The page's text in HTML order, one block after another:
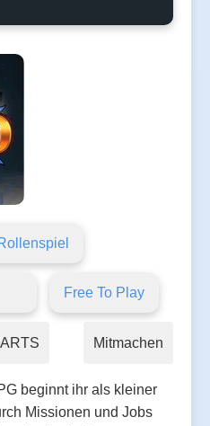
Free To Play
Mitmachen
beginnt ihr als kleiner
Missionen und Jobs